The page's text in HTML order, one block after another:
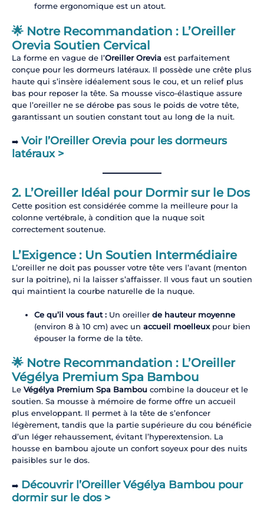
forme ergonomique est un atout.
🌟 Notre Recommandation : L’Oreiller
Orevia Soutien Cervical
La forme en vague de l’Oreiller Oreviaest parfaitement
conçue pour les dormeurs latéraux. Il possède une crête plus
haute qui s’insère idéalement sous le cou, et un relief plus
bas pour reposer la tête. Sa mousse visco-élastique assure
que l’oreiller ne se dérobe pas sous le poids de votre tête,
garantissant un soutien constant tout au long de la nuit.
➡️ Voir l’Oreiller Orevia pour les dormeurs
latéraux >
2. L’Oreiller Idéal pour Dormir sur le Dos
Cette position est considérée comme la meilleure pour la
colonne vertébrale, à condition que la nuque soit
correctement soutenue.
L’Exigence : Un Soutien Intermédiaire
L’oreiller ne doit pas pousser votre tête vers l’avant (menton
sur la poitrine), ni la laisser s’affaisser. Il vous faut un soutien
qui maintient la courbe naturelle de la nuque.
Ce qu’il vous faut :Un oreiller de hauteur moyenne
(environ 8 à 10 cm) avec un accueil moelleuxpour bien
épouser la forme de la tête.
🌟 Notre Recommandation : L’Oreiller
Végélya Premium Spa Bambou
Le Végélya Premium Spa Bamboucombine la douceur et le
soutien. Sa mousse à mémoire de forme offre un accueil
plus enveloppant. Il permet à la tête de s’enfoncer
légèrement, tandis que la partie supérieure du cou bénéficie
d’un léger rehaussement, évitant l’hyperextension. La
housse en bambou ajoute un confort soyeux pour des nuits
paisibles sur le dos.
➡️ Découvrir l’Oreiller Végélya Bambou pour
dormir sur le dos >